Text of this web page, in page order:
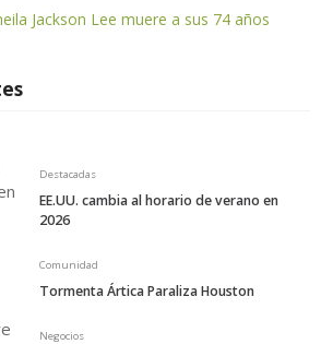
Jackson Lee muere a sus 74 años
Destacadas
EE.UU. cambia al horario de verano en
2026
Comunidad
Tormenta Ártica Paraliza Houston
Negocios